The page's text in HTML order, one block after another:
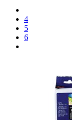
4
5
6